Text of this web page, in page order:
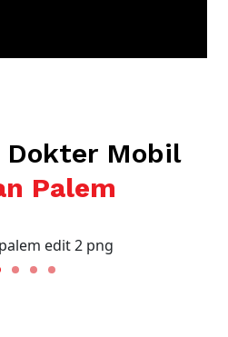
Dokter Mobil
Palem